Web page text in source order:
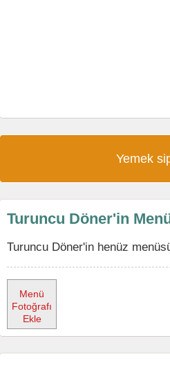
Yemek
Turuncu Döner'in
Turuncu Döner'in henüz
Menü
Fotoğrafı
Ekle